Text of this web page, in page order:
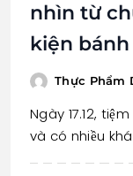
nhìn từ
kiện
Thực Phẩm
Ngày 17.12,
và có nhiều